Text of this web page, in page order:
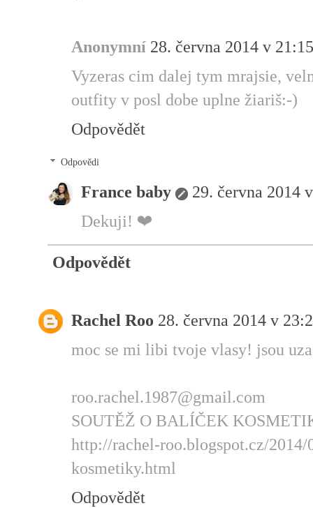
Anonymní 28. června 2014 v 21:15
Vyzeras cim dalej tym mrajsie,
outfity v posl dobe uplne žiariš:-)
Odpovědět
Odpovědi
France baby
29. června 2014
Dekuji! ❤
Odpovědět
Rachel Roo 28. června 2014 v
moc se mi libi tvoje vlasy! jsou
roo.rachel.1987@gmail.com
SOUTĚŽ O BALÍČEK
http://rachel-roo.blogspot.cz/
kosmetiky.html
Odpovědět